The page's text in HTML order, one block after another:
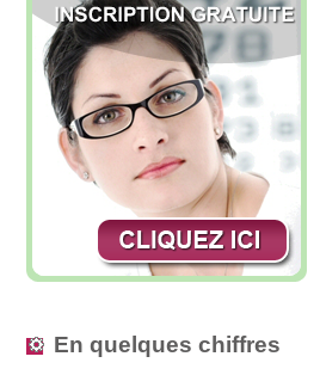
En quelques chiffres